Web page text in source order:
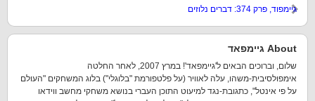
גיימפוד, פרק 374: דברים נלוזים
About גיימפאד
שלום, וברוכים הבאים ל'גיימפאד'! במרץ 2007, לאחר החלטה
אימפולסיבית-משהו, עלה לאוויר (על פלטפורמת "בלוגלי") בלוג המשחקים "העולם
על פי אינטל", כתגובת-נגד למיעוט התוכן העברי בנושא משחקי מחשב ווידאו